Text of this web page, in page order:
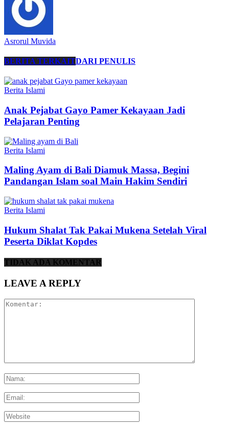
Asrorul Muvida
BERITA TERKAITDARI PENULIS
Berita Islami
Anak Pejabat Gayo Pamer Kekayaan Jadi
Pelajaran Penting
Berita Islami
Maling Ayam di Bali Diamuk Massa, Begini
Pandangan Islam soal Main Hakim Sendiri
Berita Islami
Hukum Shalat Tak Pakai Mukena Setelah Viral
Peserta Diklat Kopdes
TIDAK ADA KOMENTAR
LEAVE A REPLY